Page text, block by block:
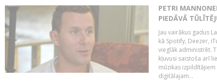
PETRI
PIEDĀVĀ
Jau vairākus gadus
kā Spotify, Deezer,
vieglāk administrēt.
kļuvusi saistoša arī
mūzikas
digitālajam...